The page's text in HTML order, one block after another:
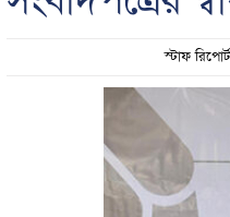
স্টাফ